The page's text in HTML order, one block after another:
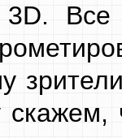
3D. Все
скажем,